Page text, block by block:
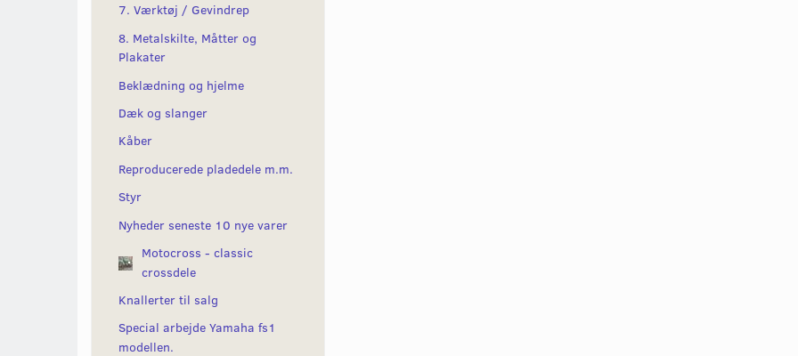
7. Værktøj / Gevindrep
8. Metalskilte, Måtter og
Plakater
Beklædning og hjelme
Dæk og slanger
Kåber
Reproducerede pladedele m.m.
Styr
Nyheder seneste 10 nye varer
Motocross - classic
crossdele
Knallerter til salg
Special arbejde Yamaha fs1
modellen.